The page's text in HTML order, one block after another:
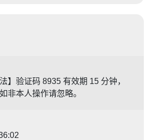
】验证码 8935 有效期 15 分钟，
非本人操作请忽略。